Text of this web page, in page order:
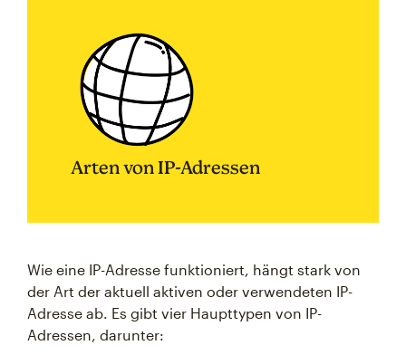
Arten von IP-Adressen
Wie eine IP-Adresse funktioniert, hängt stark von
der Art der aktuell aktiven oder verwendeten IP-
Adresse ab. Es gibt vier Haupttypen von IP-
Adressen, darunter: